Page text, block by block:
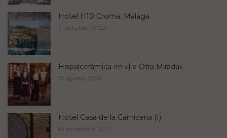
Hotel H10 Croma, Málaga
21 octubre, 2022
Hispalcerámica en «La Otra Mirada»
31 agosto, 2018
Hotel Casa de la Carnicería (I)
14 diciembre, 2017